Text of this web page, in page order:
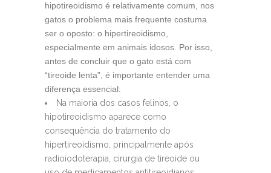
hipotireoidismo é relativamente comum, nos
gatos o problema mais frequente costuma
ser o oposto: o hipertireoidismo,
especialmente em animais idosos. Por isso,
antes de concluir que o gato está com
“tireoide lenta”, é importante entender uma
diferença essencial:
Na maioria dos casos felinos, o
hipotireoidismo aparece como
consequência do tratamento do
hipertireoidismo, principalmente após
radioiodoterapia, cirurgia de tireoide ou